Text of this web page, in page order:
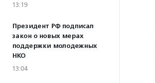
13:19
Президент РФ подписал
закон о новых мерах
поддержки молодежных
НКО
13:04